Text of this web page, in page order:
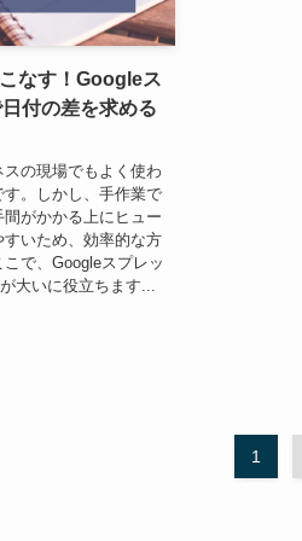
なす！Googleス
付の差を求める
の現場でもよく使わ
。しかし、手作業で
がかかる上にヒュー
いため、効率的な方
で、Googleスプレッ
大いに役立ちます...
1